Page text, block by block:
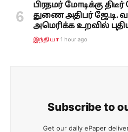
பிரதமர் மோடிக்கு
துணை அதிபர் ஜே.டி.
அமெரிக்க உறவில்
இந்தியா 1 hour ago
Subscribe to
Get our daily ePaper